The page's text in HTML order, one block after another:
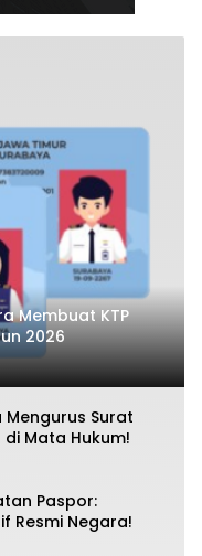
Membuat KTP
2026
Surat
di Mata Hukum!
Paspor:
Resmi Negara!